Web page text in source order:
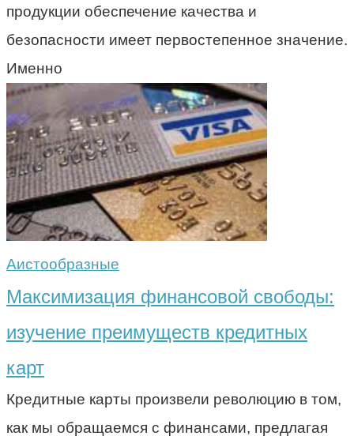
продукции обеспечение качества и
безопасности имеет первостепенное значение.
Именно
Аистообразные
Максимизация финансовой свободы:
изучение преимуществ кредитных
карт
Кредитные карты произвели революцию в том,
как мы обращаемся с финансами, предлагая